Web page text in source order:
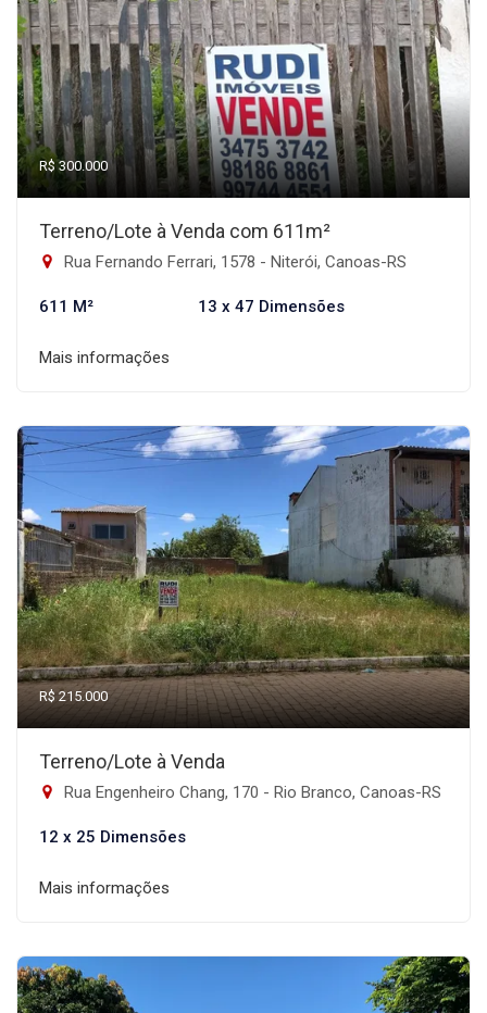
R$ 300.000
Terreno/Lote à Venda com 611m²
Rua Fernando Ferrari, 1578 - Niterói, Canoas-RS
611 M² 13 x 47 Dimensões
Mais informações
R$ 215.000
Terreno/Lote à Venda
Rua Engenheiro Chang, 170 - Rio Branco, Canoas-RS
12 x 25 Dimensões
Mais informações